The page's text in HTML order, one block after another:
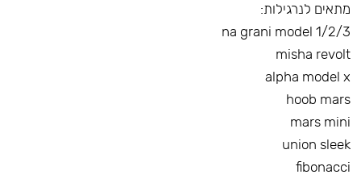
מתאים לנרגילות:
na grani model 1/2/3
misha revolt
alpha model x
hoob mars
mars mini
union sleek
fibonacci